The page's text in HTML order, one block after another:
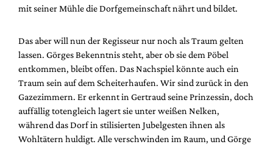
mit seiner Mühle die Dorfgemeinschaft nährt und bildet.
Das aber will nun der Regisseur nur noch als Traum gelten
lassen. Görges Bekenntnis steht, aber ob sie dem Pöbel
entkommen, bleibt offen. Das Nachspiel könnte auch ein
Traum sein auf dem Scheiterhaufen. Wir sind zurück in den
Gazezimmern. Er erkennt in Gertraud seine Prinzessin, doch
auffällig totengleich lagert sie unter weißen Nelken,
während das Dorf in stilisierten Jubelgesten ihnen als
Wohltätern huldigt. Alle verschwinden im Raum, und Görge